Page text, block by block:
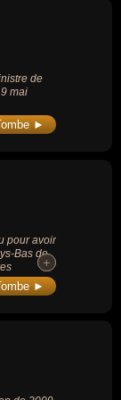
également
politique,
ou victime
au moment de
zimbabwéen
de
mai
►
pour avoir
Bas de
Nations
+
+
►